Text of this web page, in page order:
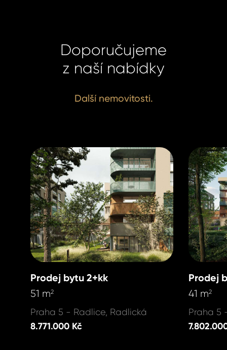
Doporučujeme
z naší nabídky
Další nemovitosti.
Prodej bytu 2+kk
51 m2
Praha 5 - Radlice, Radlická
8.771.000 Kč
Prodej
41 m2
Praha 5